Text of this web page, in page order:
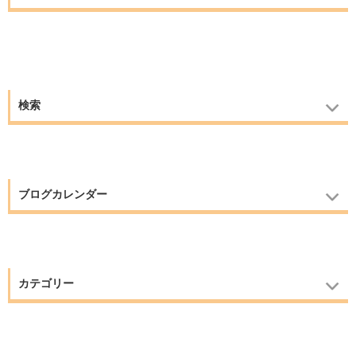
検索
ブログカレンダー
カテゴリー